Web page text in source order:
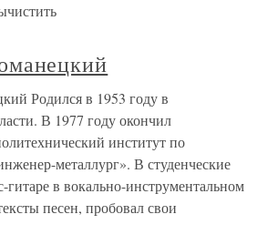
Родился в 1953 году в
В 1977 году окончил
институт по
металлург». В студенческие
гитаре в вокально-инструментальном
песен, пробовал свои